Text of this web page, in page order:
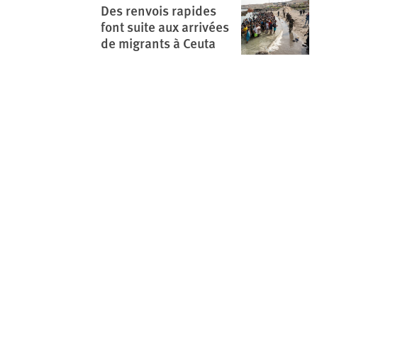
Des renvois rapides
font suite aux arrivées
de migrants à Ceuta